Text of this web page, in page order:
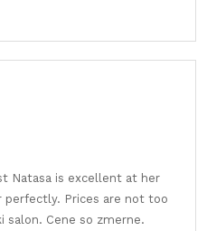
Natasa is excellent at her
perfectly. Prices are not too
salon. Cene so zmerne.